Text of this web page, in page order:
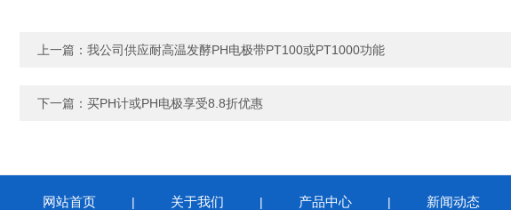
上一篇： 我公司供应耐高温发酵PH电极带PT100或PT1000功能
下一篇： 买PH计或PH电极享受8.8折优惠
网站首页 | 关于我们 | 产品中心 | 新闻动态